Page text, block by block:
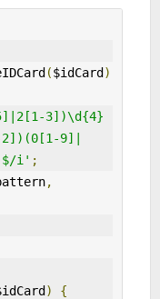
($idCard )
3])\d{4}
9]|
i' ;
,
)
{